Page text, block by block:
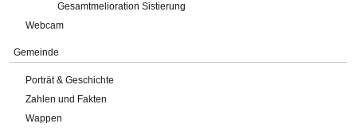
Gesamtmelioration Sistierung
Webcam
Gemeinde
Porträt & Geschichte
Zahlen und Fakten
Wappen